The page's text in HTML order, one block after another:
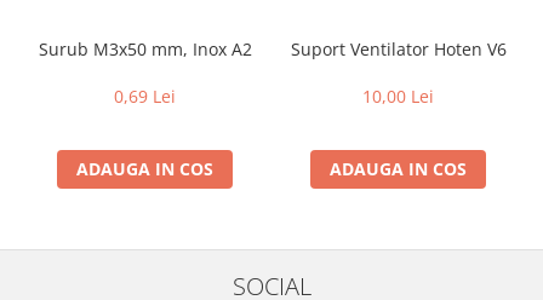
Surub M3x50 mm, Inox A2
0,69 Lei
ADAUGA IN COS
Suport Ventilator Hoten V6
10,00 Lei
ADAUGA IN COS
SOCIAL